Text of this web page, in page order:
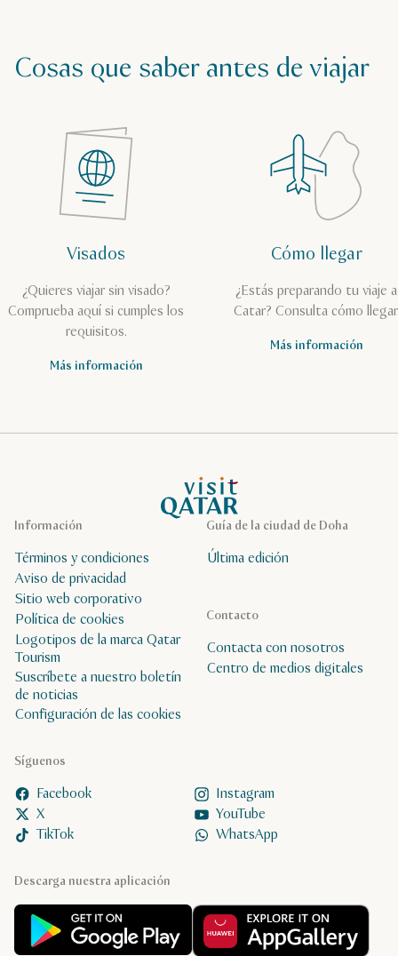
Cosas que saber antes de viajar
Visados
¿Quieres viajar sin visado?
Comprueba aquí si cumples los
requisitos.
Más información
Cómo llegar
¿Estás preparando tu viaje a
Catar? Consulta cómo
Más información
Página de inicio de Visit Qatar
Descarga nuestra aplicación
Guía de la ciudad de Doha
Última edición
Síguenos
Facebook
Instagram
X
YouTube
TikTok
WhatsApp
Contacto
Contacta con nosotros
Centro de medios digitales
Información
Términos y condiciones
Aviso de privacidad
Sitio web corporativo
Política de cookies
Logotipos de la marca Qatar
Tourism
Suscríbete a nuestro boletín
de noticias
Configuración de las cookies